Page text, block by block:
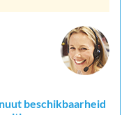
beschikbaarheid